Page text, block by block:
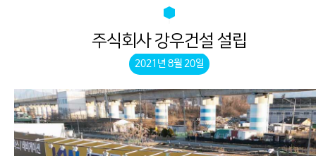
주식회사 강우건설 설립
2021년 8월 20일